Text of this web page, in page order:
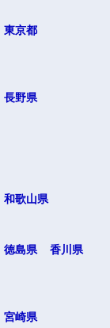
東京都
長野県
和歌山県
徳島県
香川県
宮崎県